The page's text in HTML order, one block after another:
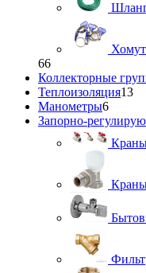
66
Коллекторные
Теплоизоляция13
Манометры6
Запорно-
Краны